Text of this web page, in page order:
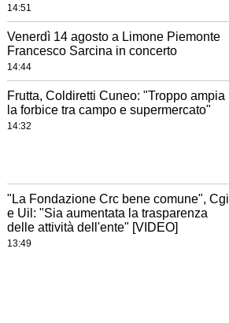
14:51
Venerdì 14 agosto a Limone Piemonte
Francesco Sarcina in concerto
14:44
Frutta, Coldiretti Cuneo: "Troppo ampia
la forbice tra campo e supermercato"
14:32
"La Fondazione Crc bene comune", Cgil
e Uil: "Sia aumentata la trasparenza
delle attività dell'ente" [VIDEO]
13:49